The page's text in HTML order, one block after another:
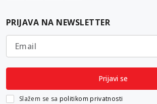
PRIJAVA NA NEWSLETTER
Email
Prijavi se
Slažem se sa politikom privatnosti